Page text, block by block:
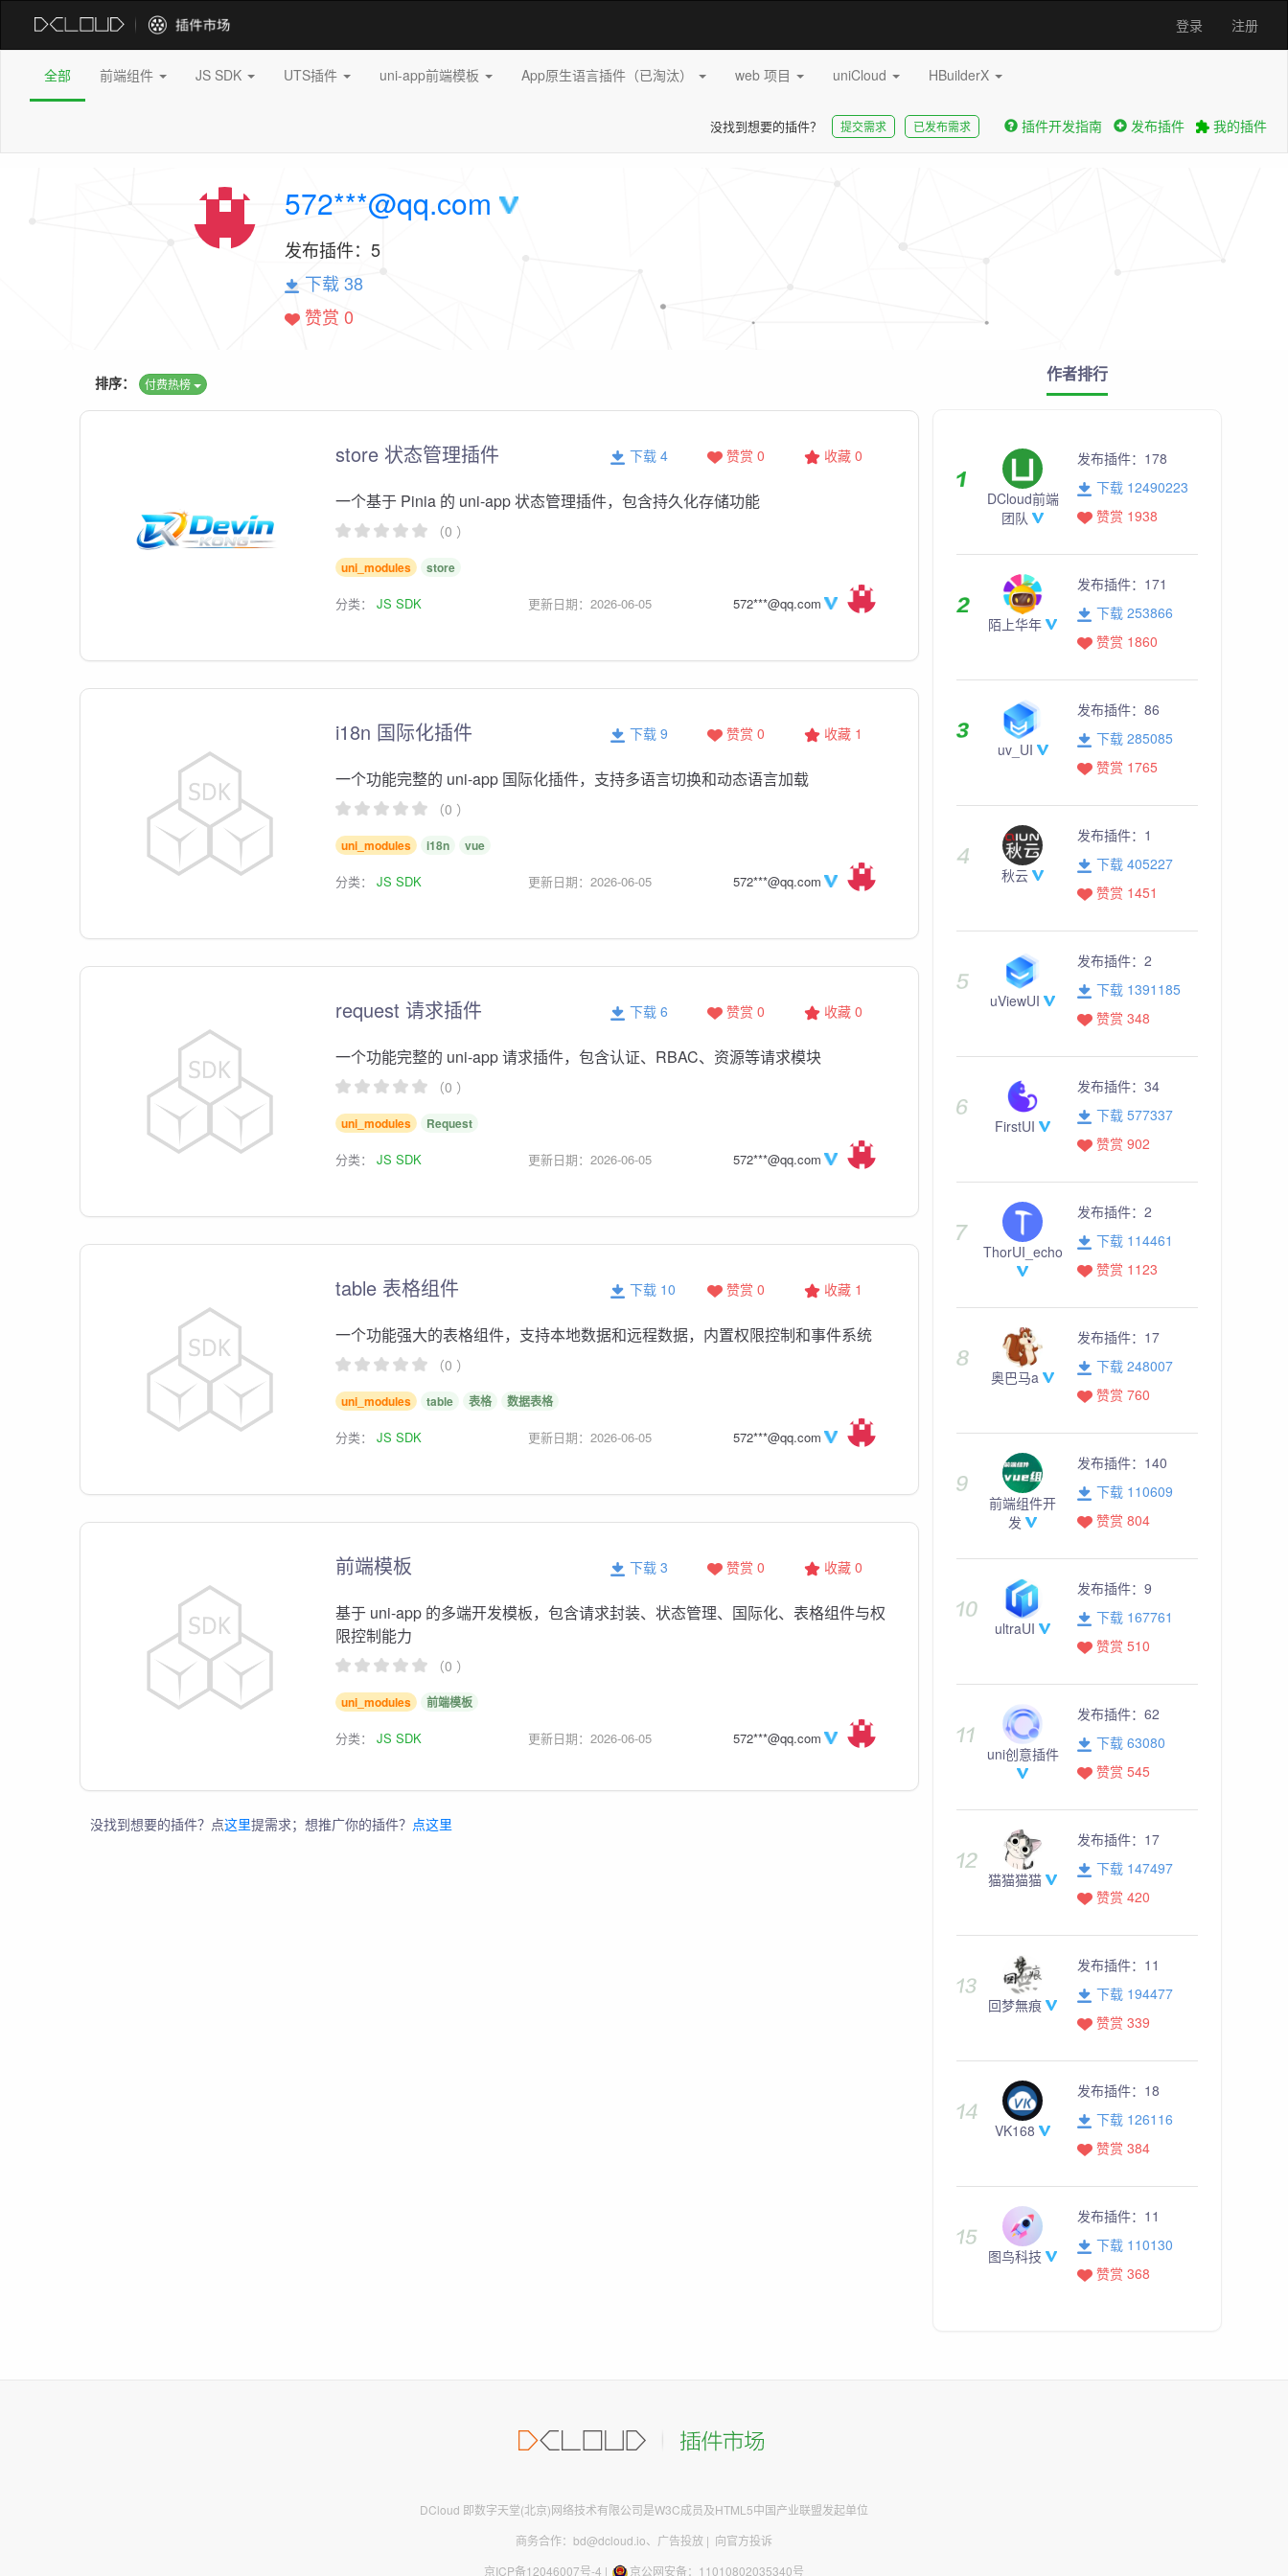
登录 注册
全部 前端组件 JS SDK UTS插件 uni-app前端模板 App原生语言插件（已淘汰） web 项目 uniCloud HBuilderX
没找到想要的插件？ 提交需求 已发布需求 插件开发指南 发布插件 我的插件
572***@qq.com
发布插件： 5
下载 38
赞赏 0
排序： 付费热榜
store 状态管理插件 收藏 0
赞赏 0
下载 4
一个基于 Pinia 的 uni-app 状态管理插件，包含持久化存储功能
（0 ）
uni_modules store
分类： JS SDK 更新日期：2026-06-05 572***@qq.com
i18n 国际化插件 收藏 1
赞赏 0
下载 9
一个功能完整的 uni-app 国际化插件，支持多语言切换和动态语言加载
（0 ）
uni_modules i18n vue
分类： JS SDK 更新日期：2026-06-05 572***@qq.com
request 请求插件 收藏 0
赞赏 0
下载 6
一个功能完整的 uni-app 请求插件，包含认证、RBAC、资源等请求模块
（0 ）
uni_modules Request
分类： JS SDK 更新日期：2026-06-05 572***@qq.com
table 表格组件 收藏 1
赞赏 0
下载 10
一个功能强大的表格组件，支持本地数据和远程数据，内置权限控制和事件系统
（0 ）
uni_modules table 表格 数据表格
分类： JS SDK 更新日期：2026-06-05 572***@qq.com
前端模板 收藏 0
赞赏 0
下载 3
基于 uni-app 的多端开发模板，包含请求封装、状态管理、国际化、表格组件与权
限控制能力
（0 ）
uni_modules 前端模板
分类： JS SDK 更新日期：2026-06-05 572***@qq.com
没找到想要的插件？点这里提需求；想推广你的插件？ 点这里
作者排行
DCloud前端
团队
发布插件： 178
下载 12490223
赞赏 1938
陌上华年
发布插件： 171
下载 253866
赞赏 1860
uv_UI
发布插件： 86
下载 285085
赞赏 1765
秋云
发布插件： 1
下载 405227
赞赏 1451
uViewUI
发布插件： 2
下载 1391185
赞赏 348
FirstUI
发布插件： 34
下载 577337
赞赏 902
ThorUI_echo
发布插件： 2
下载 114461
赞赏 1123
奥巴马a
发布插件： 17
下载 248007
赞赏 760
前端组件开
发
发布插件： 140
下载 110609
赞赏 804
ultraUI
发布插件： 9
下载 167761
赞赏 510
uni创意插件
发布插件： 62
下载 63080
赞赏 545
猫猫猫猫
发布插件： 17
下载 147497
赞赏 420
回梦無痕
发布插件： 11
下载 194477
赞赏 339
VK168
发布插件： 18
下载 126116
赞赏 384
图鸟科技
发布插件： 11
下载 110130
赞赏 368
DCloud 即数字天堂(北京)网络技术有限公司是W3C成员及HTML5中国产业联盟发起单位
商务合作：bd@dcloud.io、 广告投放 | 向官方投诉
京ICP备12046007号-4 | 京公网安备：11010802035340号